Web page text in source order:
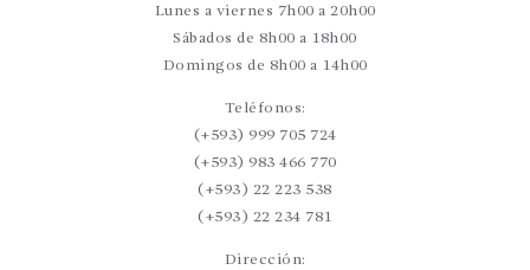
Lunes a viernes 7h00 a 20h00
Sábados de 8h00 a 18h00
Domingos de 8h00 a 14h00
Teléfonos:
(+593) 999 705 724
(+593) 983 466 770
(+593) 22 223 538
(+593) 22 234 781
Dirección: